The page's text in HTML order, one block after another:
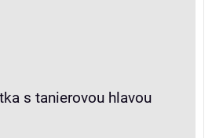
s tanierovou hlavou